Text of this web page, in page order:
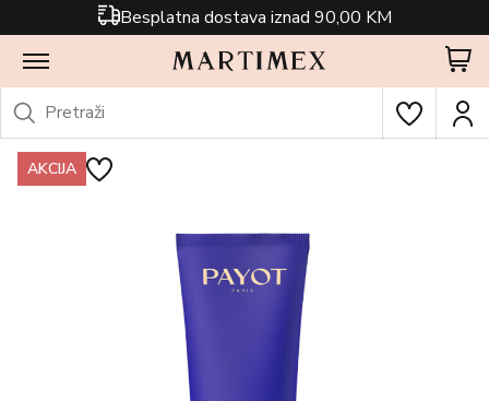
Besplatna dostava iznad 90,00 KM
AKCIJA